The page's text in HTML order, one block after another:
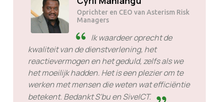
Oprichter en CEO van Mogen Pty
Ltd
SiveHost van tevoren -
SiveHost is meestal een stap
voor en is meestal van tevoren op de hoogte
van problemen. Er zijn enkele gevallen waarin
ik op antwoord moest wachten, maar dat is
niet iets wat ik hen kan verwijten. Ze zijn goed